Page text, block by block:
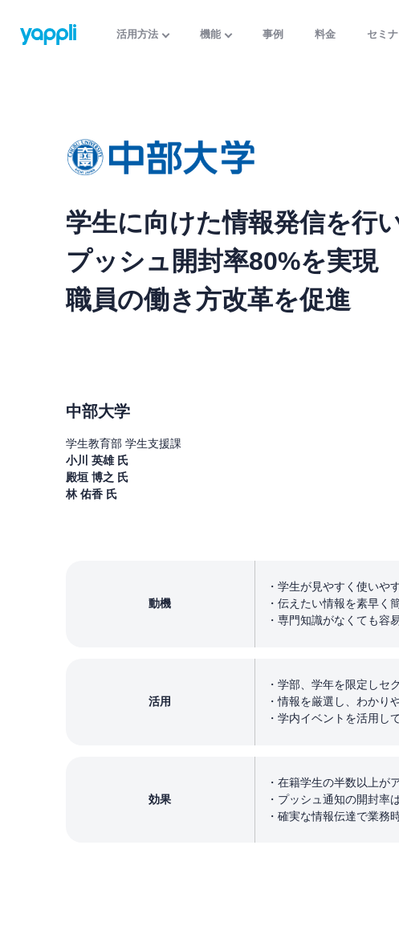
活用方法 機能 事例 料金 セミ
学生に向けた情報発信を行
プッシュ開封率80%を実現
職員の働き方改革を促進
中部大学
学生教育部 学生支援課
小川 英雄 氏
殿垣 博之 氏
林 佑香 氏
動機
学生が見やすく使いや
伝えたい情報を素早く
専門知識がなくても容
活用
学部、学年を限定しセ
情報を厳選し、わかり
学内イベントを活用し
効果
在籍学生の半数以上が
プッシュ通知の開封率
確実な情報伝達で業務